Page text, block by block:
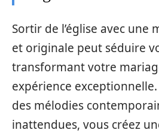
Sortir de l’église avec une
et originale peut séduire
transformant votre
expérience
des mélodies
inattendues, vous créez